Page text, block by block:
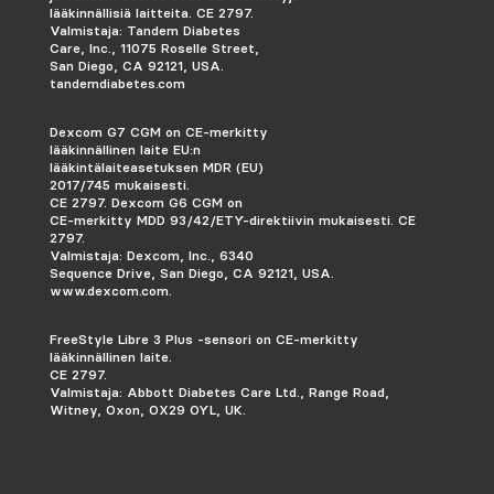
lääkinnällisiä laitteita. CE 2797.
Valmistaja: Tandem Diabetes
Care, Inc., 11075 Roselle Street,
San Diego, CA 92121, USA.
tandemdiabetes.com
Dexcom G7 CGM on CE-merkitty
lääkinnällinen laite EU:n
lääkintälaiteasetuksen MDR (EU)
2017/745 mukaisesti.
CE 2797. Dexcom G6 CGM on
CE-merkitty MDD 93/42/ETY-direktiivin mukaisesti. CE
2797.
Valmistaja: Dexcom, Inc., 6340
Sequence Drive, San Diego, CA 92121, USA.
www.dexcom.com.
FreeStyle Libre 3 Plus -sensori on CE-merkitty
lääkinnällinen laite.
CE 2797.
Valmistaja: Abbott Diabetes Care Ltd., Range Road,
Witney, Oxon, OX29 OYL, UK.